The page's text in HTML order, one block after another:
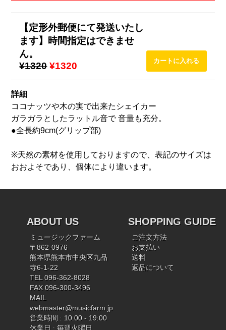
【定形外郵便にて発送いたし
ます】時間指定はできませ
ん。
¥1320 ¥1320
詳細
ココナッツや木の実で出来たシェイカー
ガラガラとしたラットル音で 音量も充分。
●全長約9cm(グリップ部)
※天然の素材を使用しておりますので、表記のサイズは
おおよそであり、個体により違います。
ABOUT US
ミュージックファーム
〒862-0976
熊本県熊本市中央区九品
寺6-1-22
TEL 096-362-8028
FAX 096-300-3496
MAIL
webmaster@musicfarm.jp
営業時間 : 10:00 - 19:00
休業日 : 毎週火曜日
SHOPPING GUIDE
ご注文方法
お支払い
送料
返品について